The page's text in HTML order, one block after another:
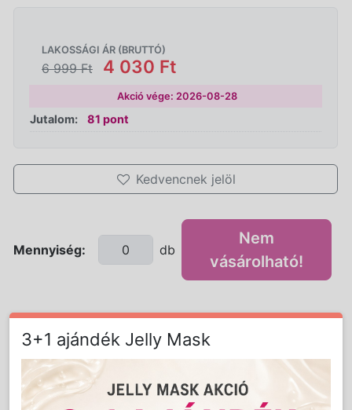
LAKOSSÁGI ÁR (BRUTTÓ)
6 999 Ft 4 030 Ft
Akció vége: 2026-08-28
Jutalom: 81 pont
Kedvencnek jelöl
Mennyiség: db
Nem
vásárolható!
Részletes Leírás
3+1 ajándék Jelly Mask